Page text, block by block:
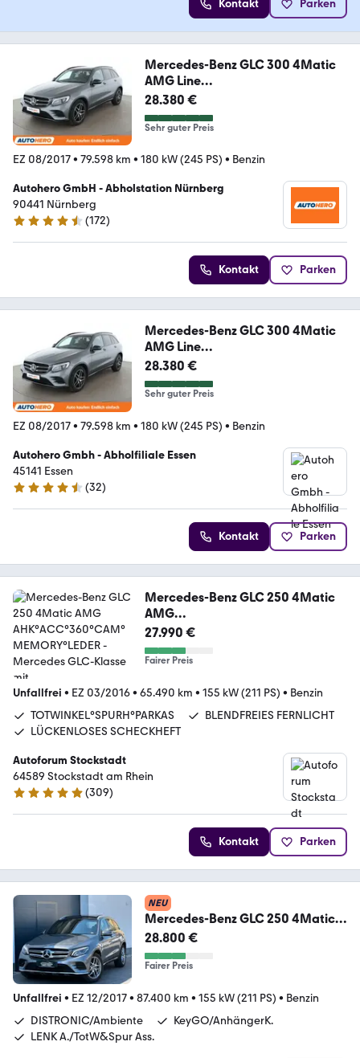
Kontakt Parken
Mercedes-Benz GLC 300 4Matic
AMG Line
Aut.*NAVI*LED*ACC*CAM*
28.380 €
Sehr guter Preis
EZ 08/2017• 79.598 km • 180 kW (245 PS) • Benzin
Autohero GmbH - Abholstation Nürnberg
90441 Nürnberg
4.5 Sterne
(172)
Kontakt Parken
Mercedes-Benz GLC 300 4Matic
AMG Line
Aut.*NAVI*LED*ACC*CAM*
28.380 €
Sehr guter Preis
EZ 08/2017• 79.598 km • 180 kW (245 PS) • Benzin
Autohero Gmbh - Abholfiliale Essen
45141 Essen
4.7 Sterne
(32)
Kontakt Parken
Mercedes-Benz GLC 250 4Matic
AMG
AHK°ACC°360°CAM°MEMORY°L
EDER
27.990 €
Fairer Preis
Unfallfrei • EZ 03/2016• 65.490 km • 155 kW (211 PS) • Benzin
TOTWINKEL°SPURH°PARKAS
BLENDFREIES FERNLICHT
LÜCKENLOSES SCHECKHEFT
Autoforum Stockstadt
64589 Stockstadt am Rhein
4.8 Sterne
(309)
Kontakt Parken
NEU
Mercedes-Benz GLC 250 4Matic
9G*AMG-
LINE*PANO*AHK*PDC*ACC+*
28.800 €
Fairer Preis
Unfallfrei • EZ 12/2017• 87.400 km • 155 kW (211 PS) • Benzin
DISTRONIC/Ambiente
KeyGO/AnhängerK.
LENK A./TotW&Spur Ass.